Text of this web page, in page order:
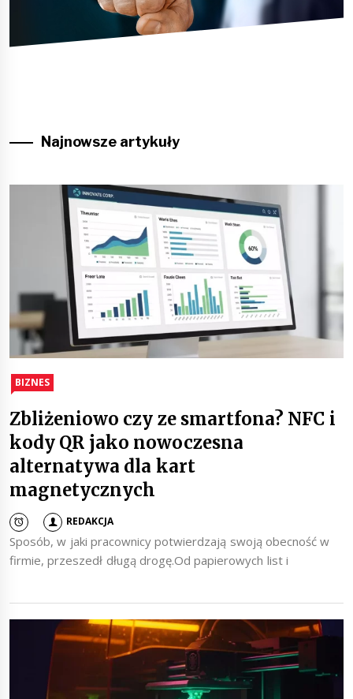
Najnowsze artykuły
BIZNES
Zbliżeniowo czy ze smartfona? NFC i
kody QR jako nowoczesna
alternatywa dla kart
magnetycznych
REDAKCJA
Sposób, w jaki pracownicy potwierdzają swoją obecność w
firmie, przeszedł długą drogę.Od papierowych list i